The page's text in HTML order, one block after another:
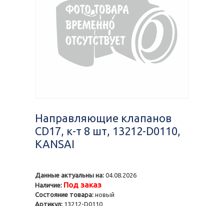
Направляющие клапанов
CD17, к-т 8 шт, 13212-D0110,
KANSAI
Данные актуальны на: 04.08.2026
Наличие: Под заказ
Состояние товара: новый
Артикул: 13212-D0110